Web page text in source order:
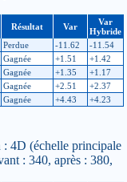
Résultat Var
Var
Hybride
Perdue -11.62
-11.54
Gagnée +1.51
+1.42
Gagnée +1.35
+1.17
Gagnée +2.51
+2.37
Gagnée +4.43 +4.23
4D (échelle principale
: 340, après : 380,